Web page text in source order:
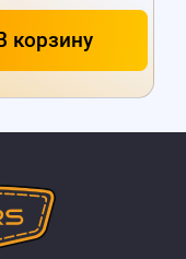
корзину